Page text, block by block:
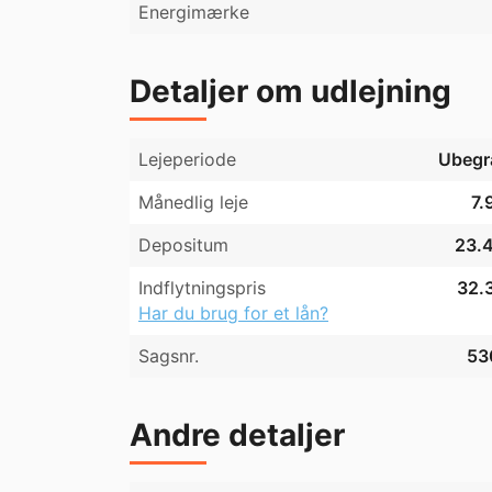
Energimærke
Detaljer om udlejning
Lejeperiode
Månedlig leje
Depositum
Indflytningspris
Har du brug for et lån?
Sagsnr.
Andre detaljer